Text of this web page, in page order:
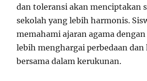
dan toleransi akan menciptakan
sekolah yang lebih harmonis.
memahami ajaran agama
lebih menghargai perbedaan dan
bersama dalam kerukunan.